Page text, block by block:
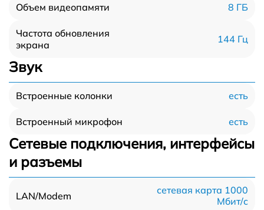
Объем видеопамяти 8 ГБ
Частота обновления
экрана
144 Гц
Звук
Встроенные колонки есть
Встроенный микрофон есть
Сетевые подключения, интерфейсы
и разъемы
LAN/Modem
сетевая карта 1000
Мбит/c